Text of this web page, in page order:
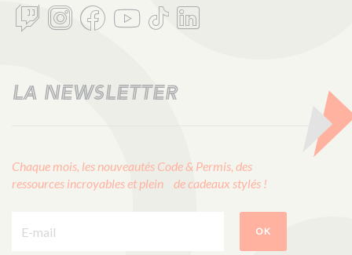
LA NEWSLETTER
Chaque mois, les nouveautés Code & Permis, des
ressources incroyables et plein de cadeaux stylés !
OK